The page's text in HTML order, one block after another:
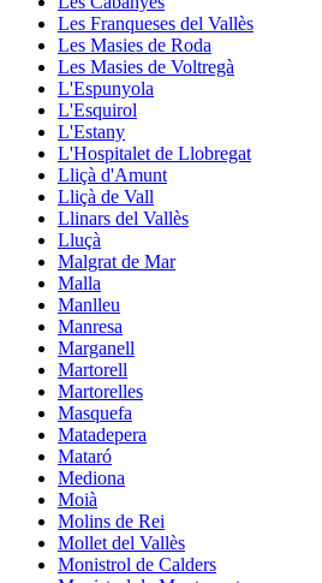
Les Franqueses del Vallès
Les Masies de Roda
Les Masies de Voltregà
L'Espunyola
L'Esquirol
L'Estany
L'Hospitalet de Llobregat
Lliçà d'Amunt
Lliçà de Vall
Llinars del Vallès
Lluçà
Malgrat de Mar
Malla
Manlleu
Manresa
Marganell
Martorell
Martorelles
Masquefa
Matadepera
Mataró
Mediona
Moià
Molins de Rei
Mollet del Vallès
Monistrol de Calders